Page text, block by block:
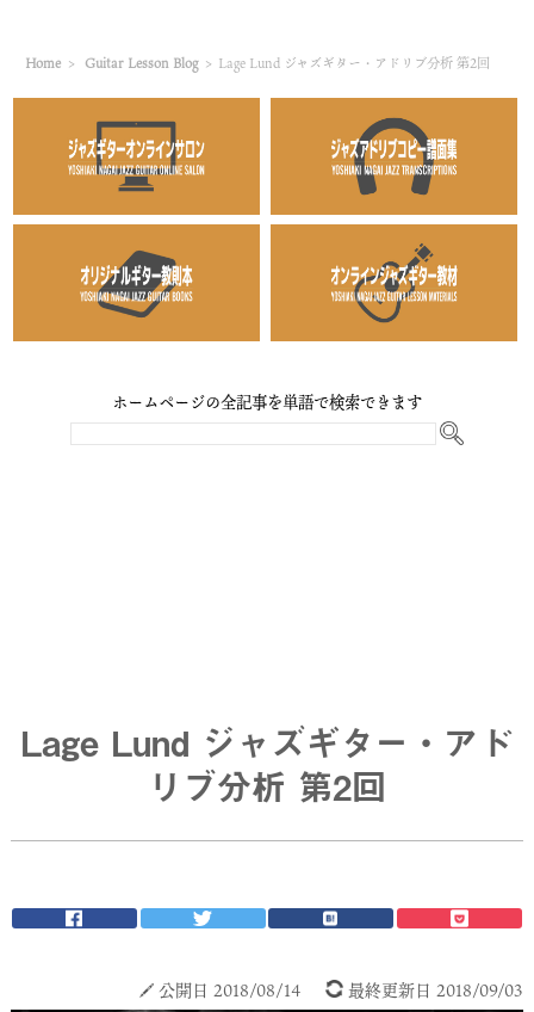
Home > Guitar Lesson Blog > Lage Lund ジャズギター・アドリブ分析 第2回
ホームページの全記事を単語で検索できます
Lage Lund ジャズギター・アド
リブ分析 第2回
公開日 2018/08/14 最終更新日 2018/09/03